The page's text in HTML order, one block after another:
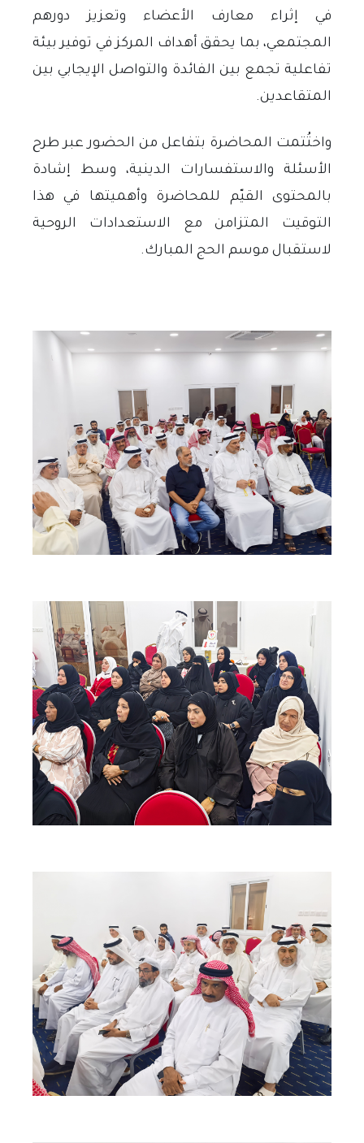
في إثراء معارف الأعضاء وتعزيز دورهم
المجتمعي، بما يحقق أهداف المركز في توفير بيئة
تفاعلية تجمع بين الفائدة والتواصل الإيجابي بين
المتقاعدين.
واختُتمت المحاضرة بتفاعل من الحضور عبر طرح
الأسئلة والاستفسارات الدينية، وسط إشادة
بالمحتوى القيّم للمحاضرة وأهميتها في هذا
التوقيت المتزامن مع الاستعدادات الروحية
لاستقبال موسم الحج المبارك.